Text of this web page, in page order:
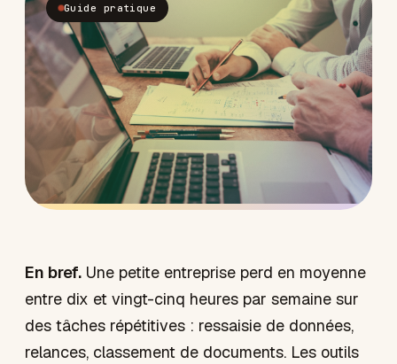
Guide pratique
En bref. Une petite entreprise perd en moyenne
entre dix et vingt-cinq heures par semaine sur
des tâches répétitives : ressaisie de données,
relances, classement de documents. Les outils